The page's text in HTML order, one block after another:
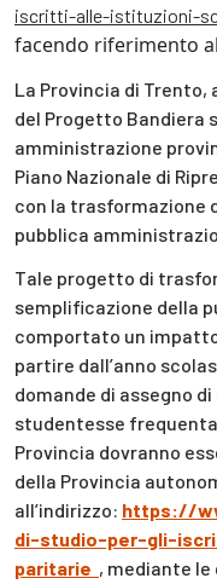
iscritti-alle-istituzioni-
facendo riferimento
La Provincia di
del Progetto Bandiera
amministrazione
Piano Nazionale di
con la trasformazione
pubblica
Tale progetto di
semplificazione della
comportato un
partire dall’anno
domande di assegno
studentesse
Provincia dovranno
della Provincia
all’indirizzo: https://
di-studio-per-gli-
paritarie , mediante le